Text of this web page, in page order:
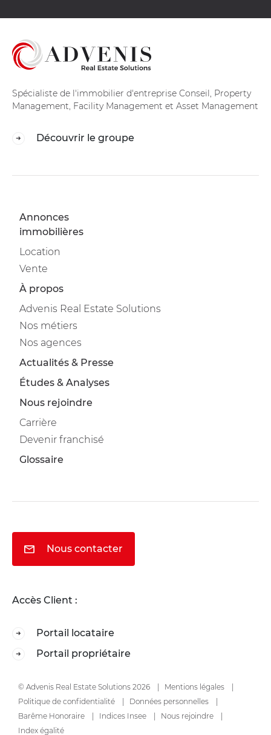
Spécialiste de l'immobilier d'entreprise Conseil, Property
Management, Facility Management et Asset Management
Découvrir le groupe
Annonces
immobilières
Location
Vente
À propos
Advenis Real Estate Solutions
Nos métiers
Nos agences
Actualités & Presse
Études & Analyses
Nous rejoindre
Carrière
Devenir franchisé
Glossaire
Nous contacter
Accès Client :
Portail locataire
Portail propriétaire
© Advenis Real Estate Solutions 2026
Mentions légales
Politique de confidentialité
Données personnelles
Barême Honoraire
Indices Insee
Nous rejoindre
Index égalité